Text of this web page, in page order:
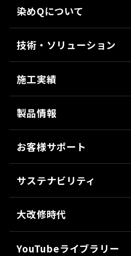
染めQについて
会社概要
沿革
技術・ソリューション
強靭化工法
ソリューション
施工実績
製品情報
ミッチャクロン
パテ
上塗り
サフェーサー
お客様サポート
各種書類のご依頼
会社見学
サステナビリティ
技術革新
大改修時代
YouTubeライブラリー